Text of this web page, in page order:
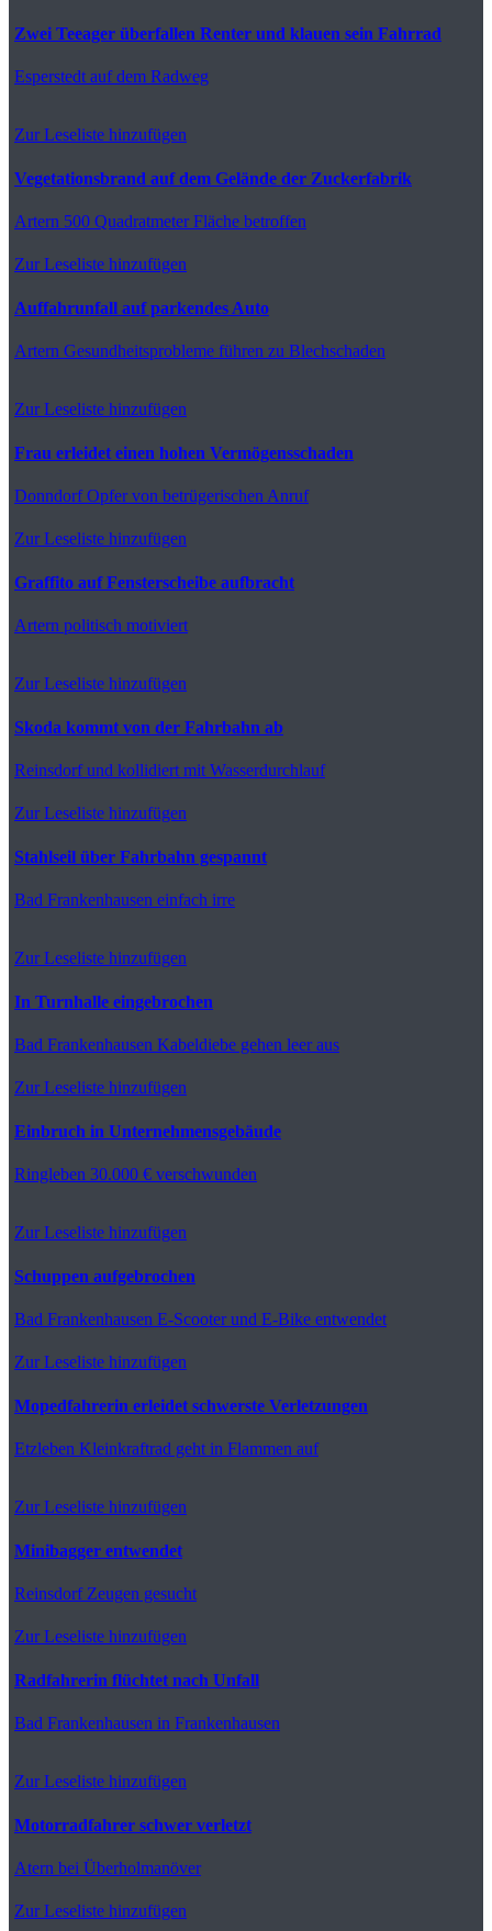
Zwei Teeager überfallen Renter und klauen sein Fahrrad
Esperstedt auf dem Radweg
Zur Leseliste hinzufügen
Vegetationsbrand auf dem Gelände der Zuckerfabrik
Artern 500 Quadratmeter Fläche betroffen
Zur Leseliste hinzufügen
Auffahrunfall auf parkendes Auto
Artern Gesundheitsprobleme führen zu Blechschaden
Zur Leseliste hinzufügen
Frau erleidet einen hohen Vermögensschaden
DonndorfOpfer von betrügerischen Anruf
Zur Leseliste hinzufügen
Graffito auf Fensterscheibe aufbracht
Artern politisch motiviert
Zur Leseliste hinzufügen
Skoda kommt von der Fahrbahn ab
Reinsdorfund kollidiert mit Wasserdurchlauf
Zur Leseliste hinzufügen
Stahlseil über Fahrbahn gespannt
Bad Frankenhausen einfach irre
Zur Leseliste hinzufügen
In Turnhalle eingebrochen
Bad Frankenhausen Kabeldiebe gehen leer aus
Zur Leseliste hinzufügen
Einbruch in Unternehmensgebäude
Ringleben 30.000 € verschwunden
Zur Leseliste hinzufügen
Schuppen aufgebrochen
Bad Frankenhausen E-Scooter und E-Bike entwendet
Zur Leseliste hinzufügen
Mopedfahrerin erleidet schwerste Verletzungen
Etzleben Kleinkraftrad geht in Flammen auf
Zur Leseliste hinzufügen
Minibagger entwendet
ReinsdorfZeugen gesucht
Zur Leseliste hinzufügen
Radfahrerin flüchtet nach Unfall
Bad Frankenhausen in Frankenhausen
Zur Leseliste hinzufügen
Motorradfahrer schwer verletzt
Atern bei Überholmanöver
Zur Leseliste hinzufügen